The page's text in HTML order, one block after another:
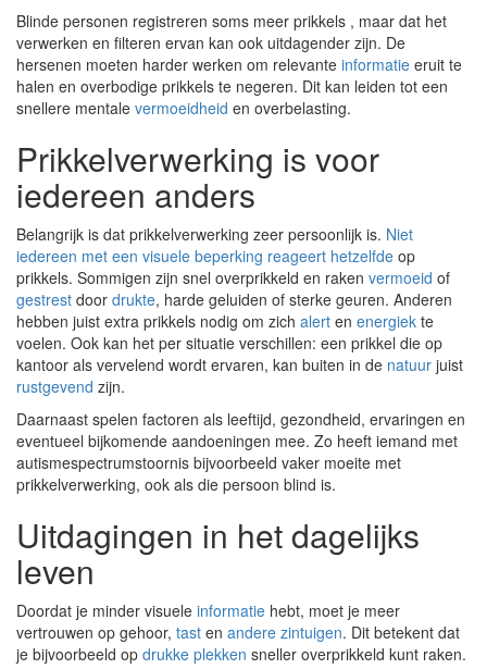
Blinde personen registreren soms meer prikkels , maar dat het
verwerken en filteren ervan kan ook uitdagender zijn. De
hersenen moeten harder werken om relevante informatie eruit te
halen en overbodige prikkels te negeren. Dit kan leiden tot een
snellere mentale vermoeidheid en overbelasting.
Prikkelverwerking is voor
iedereen anders
Belangrijk is dat prikkelverwerking zeer persoonlijk is. Niet
iedereen met een visuele beperking reageert hetzelfde op
prikkels. Sommigen zijn snel overprikkeld en raken vermoeid of
gestrest door drukte, harde geluiden of sterke geuren. Anderen
hebben juist extra prikkels nodig om zich alert en energiek te
voelen. Ook kan het per situatie verschillen: een prikkel die op
kantoor als vervelend wordt ervaren, kan buiten in de natuur juist
rustgevend zijn.
Daarnaast spelen factoren als leeftijd, gezondheid, ervaringen en
eventueel bijkomende aandoeningen mee. Zo heeft iemand met
autismespectrumstoornis bijvoorbeeld vaker moeite met
prikkelverwerking, ook als die persoon blind is.
Uitdagingen in het dagelijks
leven
Doordat je minder visuele informatie hebt, moet je meer
vertrouwen op gehoor, tast en andere zintuigen. Dit betekent dat
je bijvoorbeeld op drukke plekken sneller overprikkeld kunt raken.